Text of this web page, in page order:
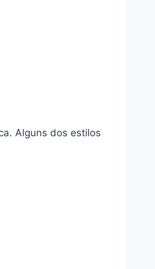
Alguns dos estilos